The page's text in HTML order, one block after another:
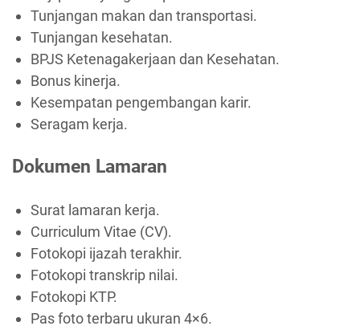
Tunjangan makan dan transportasi.
Tunjangan kesehatan.
BPJS Ketenagakerjaan dan Kesehatan.
Bonus kinerja.
Kesempatan pengembangan karir.
Seragam kerja.
Dokumen Lamaran
Surat lamaran kerja.
Curriculum Vitae (CV).
Fotokopi ijazah terakhir.
Fotokopi transkrip nilai.
Fotokopi KTP.
Pas foto terbaru ukuran 4×6.